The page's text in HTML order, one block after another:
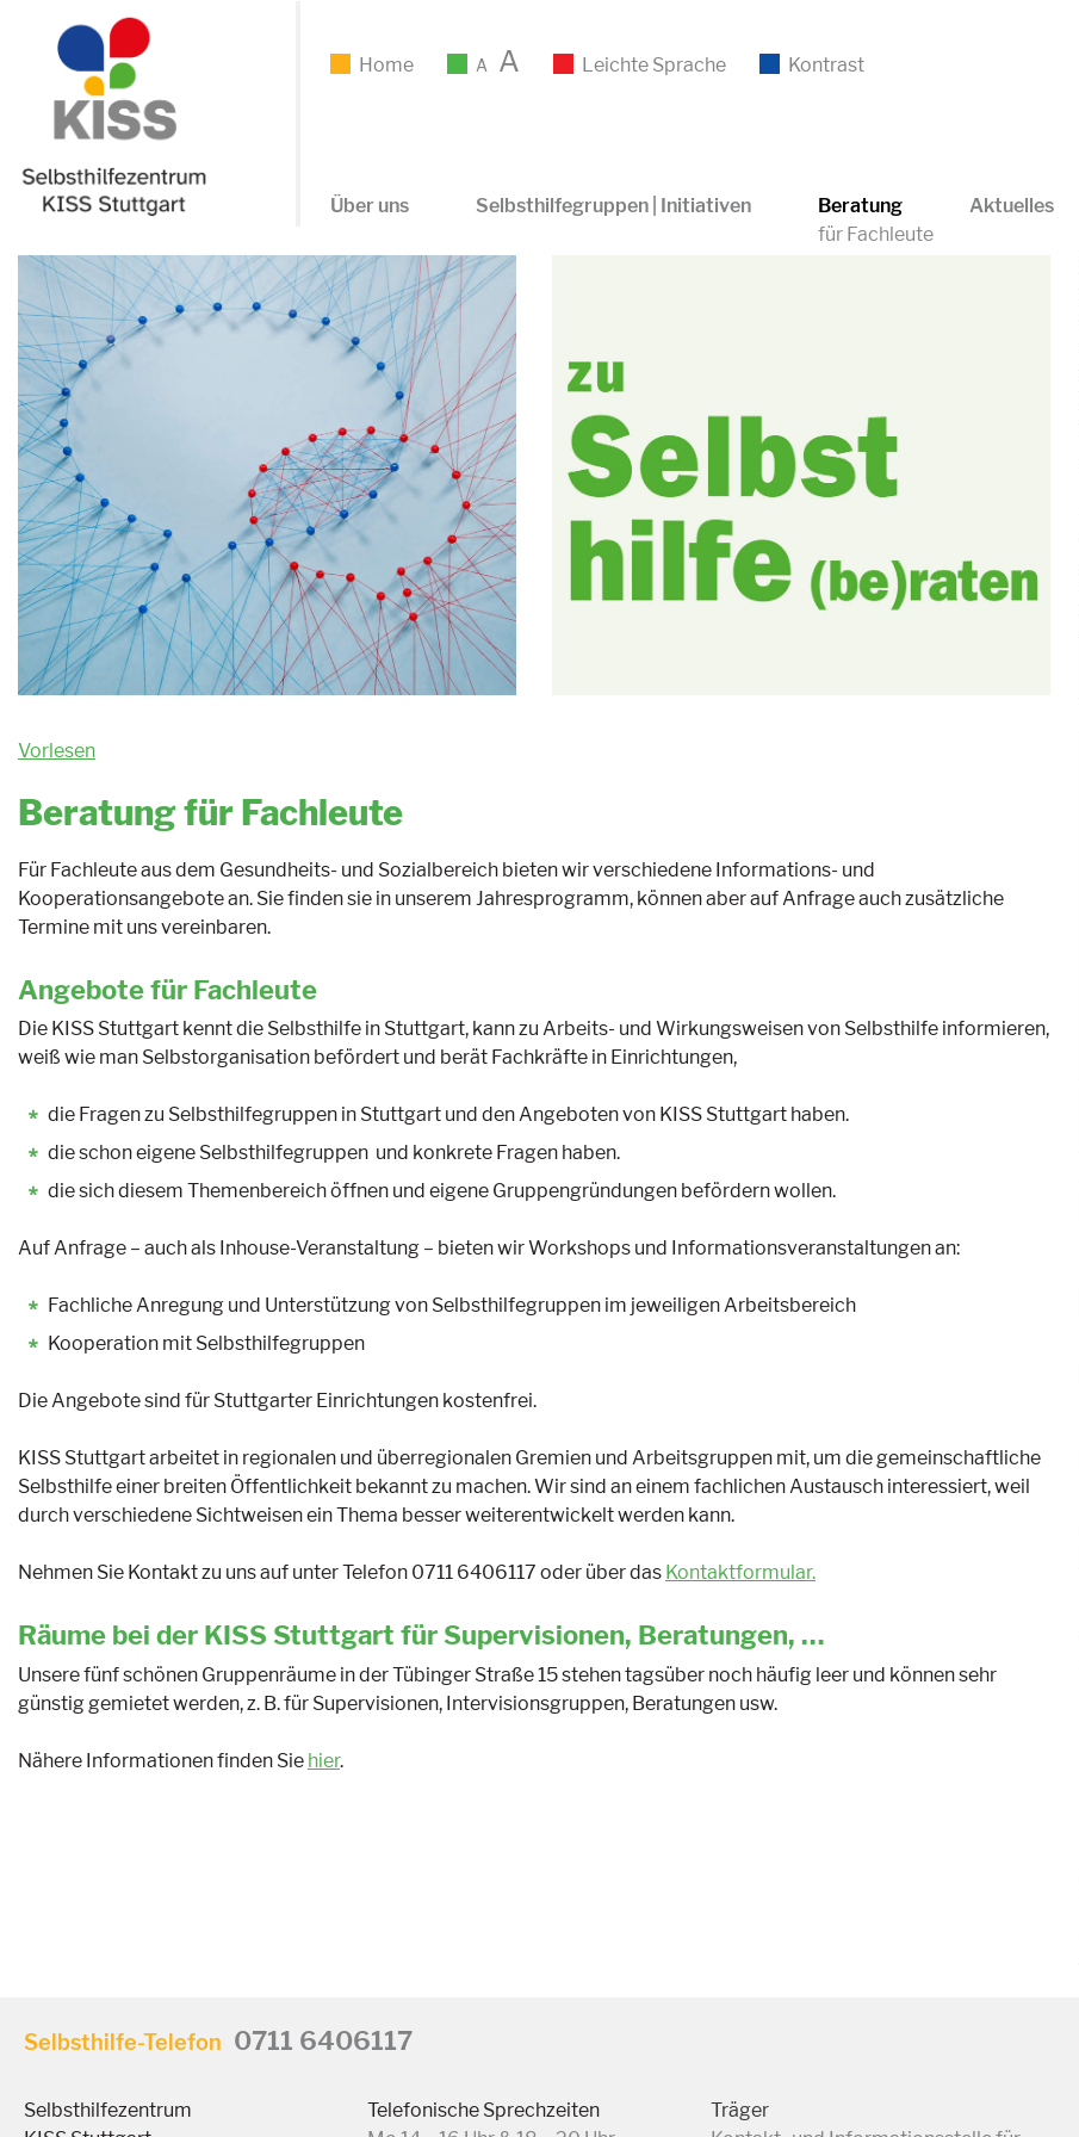
Home A A Leichte Sprache Kontrast
Über uns Selbsthilfegruppen | Initiativen
Beratung
für Fachleute
Aktuelles
Vorlesen
Beratung für Fachleute
Für Fachleute aus dem Gesundheits- und Sozialbereich bieten wir verschiedene Informations- und
Kooperationsangebote an. Sie finden sie in unserem Jahresprogramm, können aber auf Anfrage auch zusätzliche
Termine mit uns vereinbaren.
Angebote für Fachleute
Die KISS Stuttgart kennt die Selbsthilfe in Stuttgart, kann zu Arbeits- und Wirkungsweisen von Selbsthilfe informieren,
weiß wie man Selbstorganisation befördert und berät Fachkräfte in Einrichtungen,
die Fragen zu Selbsthilfegruppen in Stuttgart und den Angeboten von KISS Stuttgart haben.
die schon eigene Selbsthilfegruppen und konkrete Fragen haben.
die sich diesem Themenbereich öffnen und eigene Gruppengründungen befördern wollen.
Auf Anfrage – auch als Inhouse-Veranstaltung – bieten wir Workshops und Informationsveranstaltungen an:
Fachliche Anregung und Unterstützung von Selbsthilfegruppen im jeweiligen Arbeitsbereich
Kooperation mit Selbsthilfegruppen
Die Angebote sind für Stuttgarter Einrichtungen kostenfrei.
KISS Stuttgart arbeitet in regionalen und überregionalen Gremien und Arbeitsgruppen mit, um die gemeinschaftliche
Selbsthilfe einer breiten Öffentlichkeit bekannt zu machen. Wir sind an einem fachlichen Austausch interessiert, weil
durch verschiedene Sichtweisen ein Thema besser weiterentwickelt werden kann.
Nehmen Sie Kontakt zu uns auf unter Telefon 0711 6406117 oder über das Kontaktformular.
Räume bei der KISS Stuttgart für Supervisionen, Beratungen, …
Unsere fünf schönen Gruppenräume in der Tübinger Straße 15 stehen tagsüber noch häufig leer und können sehr
günstig gemietet werden, z. B. für Supervisionen, Intervisionsgruppen, Beratungen usw.
Nähere Informationen finden Sie hier.
Selbsthilfe-Telefon 0711 6406117
Selbsthilfezentrum
Telefonische Sprechzeiten
Träger